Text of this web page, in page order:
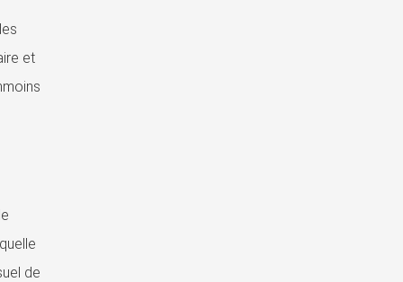
et
de